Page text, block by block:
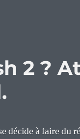
2 ?
décide à faire du